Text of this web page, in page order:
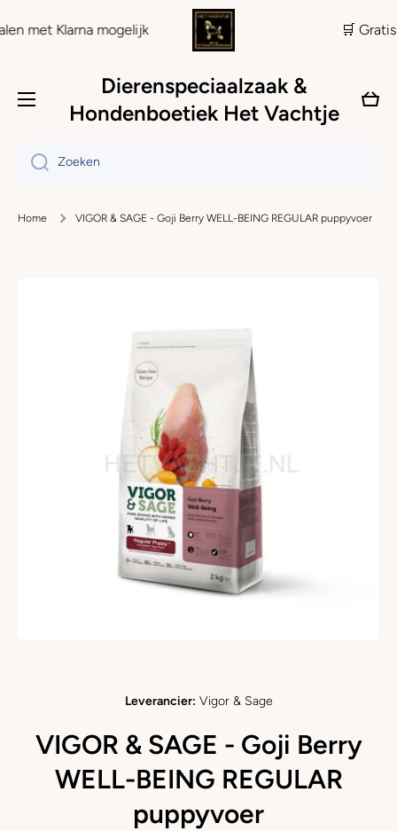
Doorgaan naar artikel
mogelijk 🛒 Gratis
Dierenspeciaalzaak &
Hondenboetiek Het Vachtje
Zoeken
Home VIGOR & SAGE - Goji Berry WELL-BEING REGULAR puppyvoer
Leverancier: Vigor & Sage
VIGOR & SAGE - Goji Berry
WELL-BEING REGULAR
puppyvoer